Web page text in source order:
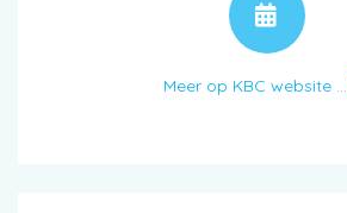
Meer op KBC website ...